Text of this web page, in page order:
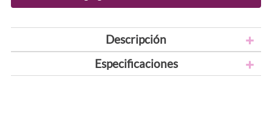
Descripción
Especificaciones